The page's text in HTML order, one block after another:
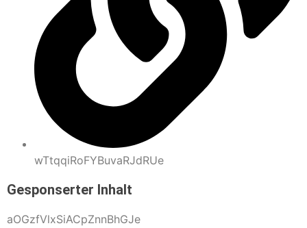
wTtqqiRoFYBuvaRJdRUe
Gesponserter Inhalt
aOGzfVlxSiACpZnnBhGJe